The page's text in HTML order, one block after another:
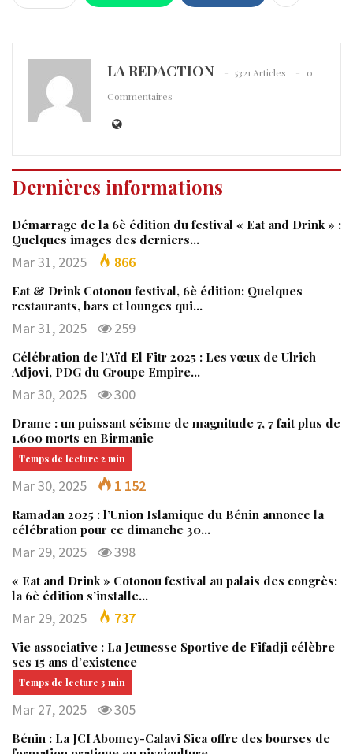
LA REDACTION 5321 Articles
0
Commentaires
Dernières informations
Démarrage de la 6è édition du festival « Eat and Drink » :
Quelques images des derniers…
Mar 31, 2025 866
Eat & Drink Cotonou festival, 6è édition: Quelques
restaurants, bars et lounges qui…
Mar 31, 2025 259
Célébration de l’Aïd El Fitr 2025 : Les vœux de Ulrich
Adjovi, PDG du Groupe Empire…
Mar 30, 2025 300
Drame : un puissant séisme de magnitude 7, 7 fait plus de
1.600 morts en Birmanie
Mar 30, 2025 1 152
Ramadan 2025 : l’Union Islamique du Bénin annonce la
célébration pour ce dimanche 30…
Mar 29, 2025 398
« Eat and Drink » Cotonou festival au palais des congrès:
la 6è édition s’installe…
Mar 29, 2025 737
Vie associative : La Jeunesse Sportive de Fifadji célèbre
ses 15 ans d’existence
Mar 27, 2025 305
Bénin : La JCI Abomey-Calavi Sica offre des bourses de